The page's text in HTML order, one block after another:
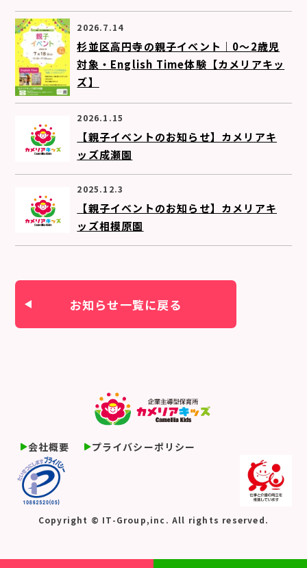
2026.7.14
杉並区高円寺の親子イベント｜0〜2歳児
対象・English Time体験【カメリアキッ
ズ】
2026.1.15
【親子イベントのお知らせ】カメリアキ
ッズ成瀬園
2025.12.3
【親子イベントのお知らせ】カメリアキ
ッズ相模原園
お知らせ一覧に戻る
会社概要 プライバシーポリシー
Copyright © IT-Group,inc. All rights reserved.